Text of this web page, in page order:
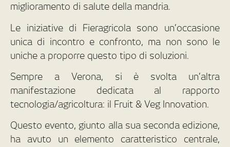
miglioramento di salute della mandria.
Le iniziative di Fieragricola sono un’occasione
unica di incontro e confronto, ma non sono le
uniche a proporre questo tipo di soluzioni.
Sempre a Verona, si è svolta un’altra
manifestazione dedicata al rapporto
tecnologia/agricoltura: il Fruit & Veg Innovation.
Questo evento, giunto alla sua seconda edizione,
ha avuto un elemento caratteristico centrale,